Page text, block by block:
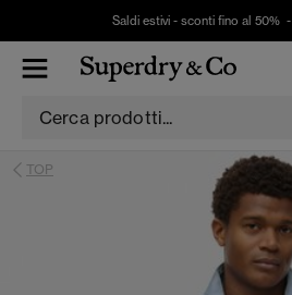
Saldi estivi - sconti fino al 50% -
TOP